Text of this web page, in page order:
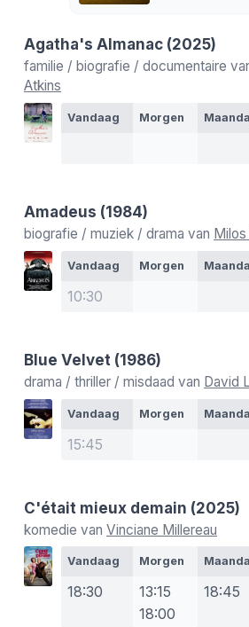
Agatha's Almanac (2025)
familie / biografie / documentaire
Atkins
Vandaag Morgen
Amadeus (1984)
biografie / muziek / drama van Milos
Vandaag Morgen
10:30
Blue Velvet (1986)
drama / thriller / misdaad van David
Vandaag Morgen
15:45
C'était mieux demain (2025)
komedie van Vinciane Millereau
Vandaag Morgen
18:30
13:15
18:00
18:45